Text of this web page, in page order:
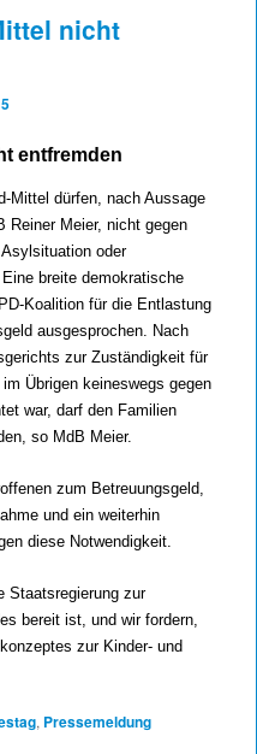
nicht
entfremden
Mittel dürfen, nach Aussage
Reiner Meier, nicht gegen
oder
breite demokratische
Koalition für die Entlastung
ausgesprochen. Nach
zur Zuständigkeit für
Übrigen keineswegs gegen
war, darf den Familien
so MdB Meier.
zum Betreuungsgeld,
und ein weiterhin
diese Notwendigkeit.
Staatsregierung zur
bereit ist, und wir fordern,
zur Kinder- und
, Pressemeldung